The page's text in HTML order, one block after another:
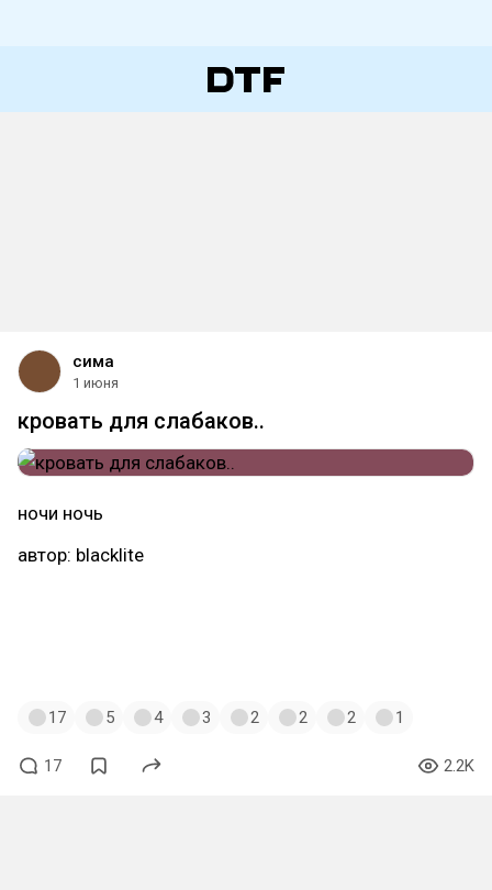
сима
1 июня
кровать для слабаков..
ночи ночь
автор: blacklite
17 5 4 3 2 2 2 1
17 2.2K